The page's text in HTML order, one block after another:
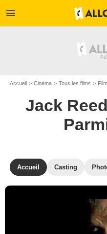
menu
Accueil Cinéma Tous les films
Jack
Accueil Casting